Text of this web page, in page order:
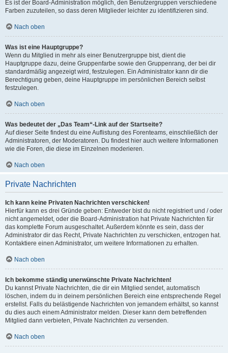
Es ist der Board-Administration möglich, den Benutzergruppen verschiedene
Farben zuzuteilen, so dass deren Mitglieder leichter zu identifizieren sind.
Nach oben
Was ist eine Hauptgruppe?
Wenn du Mitglied in mehr als einer Benutzergruppe bist, dient die
Hauptgruppe dazu, deine Gruppenfarbe sowie den Gruppenrang, der bei dir
standardmäßig angezeigt wird, festzulegen. Ein Administrator kann dir die
Berechtigung geben, deine Hauptgruppe im persönlichen Bereich selbst
festzulegen.
Nach oben
Was bedeutet der „Das Team“-Link auf der Startseite?
Auf dieser Seite findest du eine Auflistung des Forenteams, einschließlich der
Administratoren, der Moderatoren. Du findest hier auch weitere Informationen
wie die Foren, die diese im Einzelnen moderieren.
Nach oben
Private Nachrichten
Ich kann keine Privaten Nachrichten verschicken!
Hierfür kann es drei Gründe geben: Entweder bist du nicht registriert und / oder
nicht angemeldet, oder die Board-Administration hat Private Nachrichten für
das komplette Forum ausgeschaltet. Außerdem könnte es sein, dass der
Administrator dir das Recht, Private Nachrichten zu verschicken, entzogen hat.
Kontaktiere einen Administrator, um weitere Informationen zu erhalten.
Nach oben
Ich bekomme ständig unerwünschte Private Nachrichten!
Du kannst Private Nachrichten, die dir ein Mitglied sendet, automatisch
löschen, indem du in deinem persönlichen Bereich eine entsprechende Regel
erstellst. Falls du belästigende Nachrichten von jemandem erhältst, so kannst
du dies auch einem Administrator melden. Dieser kann dem betreffenden
Mitglied dann verbieten, Private Nachrichten zu versenden.
Nach oben